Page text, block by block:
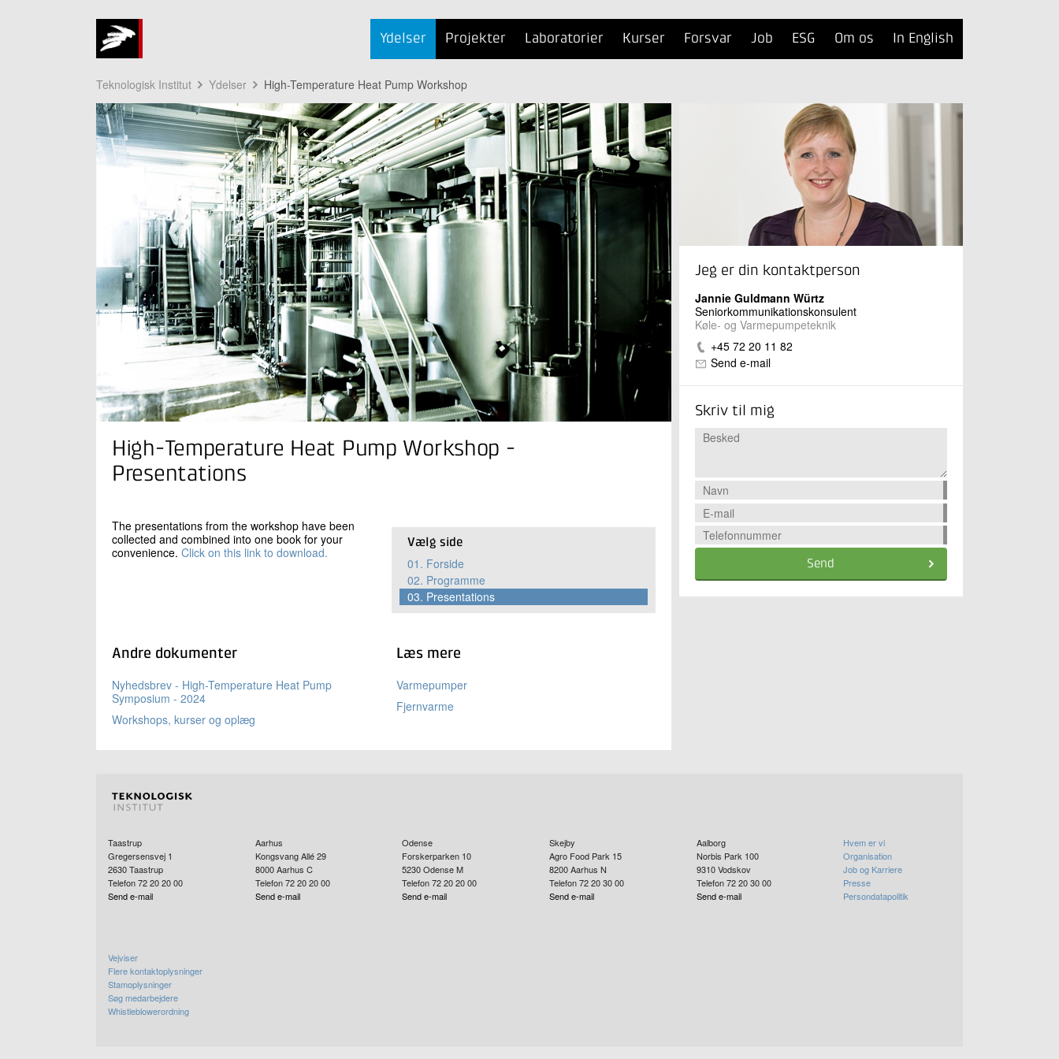
Ydelser Projekter Laboratorier Kurser Forsvar Job ESG Om os In English
Teknologisk Institut Ydelser High-Temperature Heat Pump Workshop
High-Temperature Heat Pump Workshop -
Presentations
Vælg side
01. Forside
02. Programme
03. Presentations
The presentations from the workshop have been
collected and combined into one book for your
convenience. Click on this link to download.
Andre dokumenter
Nyhedsbrev - High-Temperature Heat Pump
Symposium - 2024
Workshops, kurser og oplæg
Læs mere
Varmepumper
Fjernvarme
Jeg er din kontaktperson
Jannie Guldmann Würtz
Seniorkommunikationskonsulent
Køle- og Varmepumpeteknik
+45 72 20 11 82
Send e-mail
Skriv til mig
Send
Taastrup
Gregersensvej 1
2630Taastrup
Telefon 72 20 20 00
Send e-mail
Aarhus
Kongsvang Allé 29
8000 Aarhus C
Telefon 72 20 20 00
Send e-mail
Odense
Forskerparken 10
5230 Odense M
Telefon 72 20 20 00
Send e-mail
Skejby
Agro Food Park 15
8200Aarhus N
Telefon 72 20 30 00
Send e-mail
Aalborg
Norbis Park 100
9310 Vodskov
Telefon 72 20 30 00
Send e-mail
Hvem er vi
Organisation
Job og Karriere
Presse
Persondatapolitik
Vejviser
Flere kontaktoplysninger
Stamoplysninger
Søg medarbejdere
Whistleblowerordning